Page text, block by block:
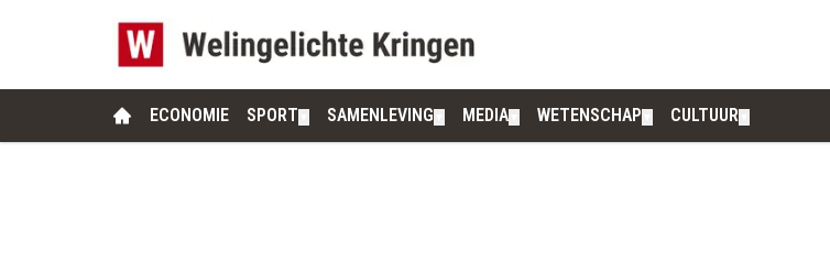
ECONOMIE SPORT SAMENLEVING MEDIA WETENSCHAP CULTUUR